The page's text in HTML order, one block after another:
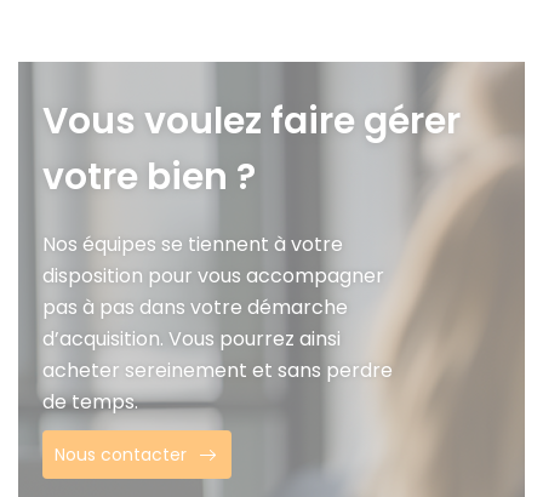
Vous voulez faire gérer
votre bien ?
Nos équipes se tiennent à votre
disposition pour vous accompagner
pas à pas dans votre démarche
d’acquisition. Vous pourrez ainsi
acheter sereinement et sans perdre
de temps.
Nous contacter